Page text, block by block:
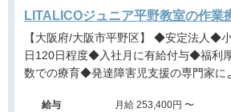
LITALICOジュニア平野教室の作業
【大阪府/大阪市平野区】 ◆安定法人◆小児経験不問◆年間休
日120日程度◆入社月に有給付与◆福利
数での療育◆発達障害児支援の専門家
給与
月給 253,400円 〜